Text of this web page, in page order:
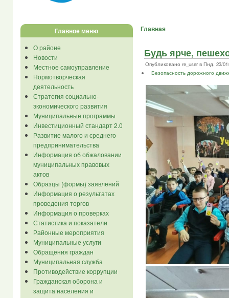
Главное меню
О районе
Новости
Местное самоуправление
Нормотворческая
деятельность
Стратегия социально-
экономического развития
Муниципальные программы
Инвестиционный стандарт 2.0
Развитие малого и среднего
предпринимательства
Информация об обжаловании
муниципальных правовых
актов
Образцы (формы) заявлений
Информация о результатах
проведения торгов
Информация о проверках
Статистика и показатели
Районные мероприятия
Муниципальные услуги
Обращения граждан
Муниципальная служба
Противодействие коррупции
Гражданская оборона и
защита населения и
Главная
Будь ярче,
Опубликовано re_user в Пнд, 23/
Безопасность дорожного